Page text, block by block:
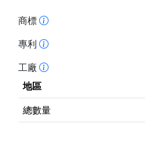
商標
專利
工廠
地區
總數量